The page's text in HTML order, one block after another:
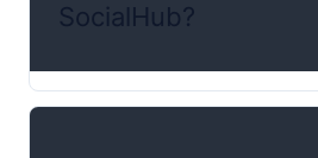
SocialHub?